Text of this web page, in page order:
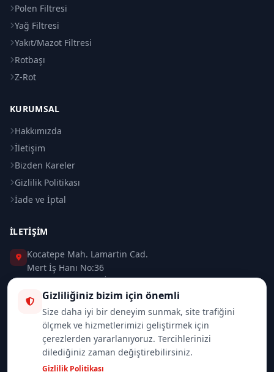
Polen Filtresi
Yağ Filtresi
Yakıt/Mazot Filtresi
Rotbaşı
Z-Rot
KURUMSAL
Hakkımızda
İletişim
Bizden Kareler
Gizlilik Politikası
İade ve İptal
İLETIŞIM
Kocatepe Mah. Lamartin Cad.
Mert İş Hanı No:36
Taksim / Beyoğlu / İSTANBUL
0 (212) 235 37 83
0 (532) 418 08 46
info@merttrade.com
Gizliliğiniz bizim için önemli
Size daha iyi bir deneyim sunmak, site trafiğini
ölçmek ve hizmetlerimizi geliştirmek için
çerezlerden yararlanıyoruz. Tercihlerinizi
dilediğiniz zaman değiştirebilirsiniz.
Gizlilik Politikası